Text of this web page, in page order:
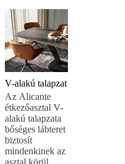
V-alakú talapzat
Az Alicante
étkezőasztal V-
alakú talapzata
bőséges lábteret
biztosít
mindenkinek az